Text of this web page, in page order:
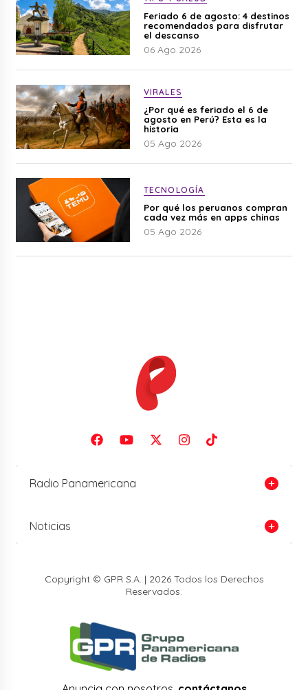
Feriado 6 de agosto: 4 destinos
recomendados para disfrutar
el descanso
06 Ago 2026
VIRALES
¿Por qué es feriado el 6 de
agosto en Perú? Esta es la
historia
05 Ago 2026
TECNOLOGÍA
Por qué los peruanos compran
cada vez más en apps chinas
05 Ago 2026
Radio Panamericana
Noticias
Copyright © GPR S.A. | 2026 Todos los Derechos
Reservados.